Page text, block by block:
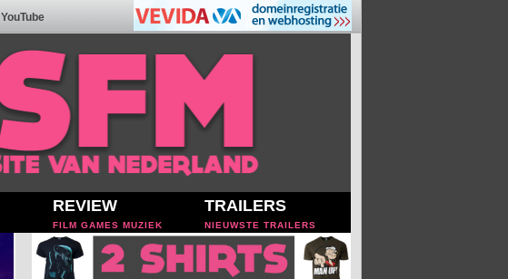
YouTube
REVIEW
FILM GAMES MUZIEK
TRAILERS
NIEUWSTE TRAILERS